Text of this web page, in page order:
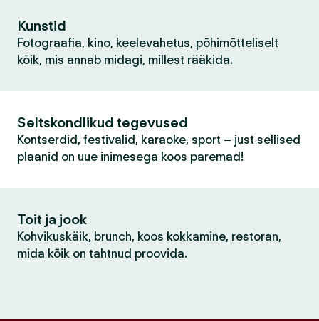
Kunstid
Fotograafia, kino, keelevahetus, põhimõtteliselt
kõik, mis annab midagi, millest rääkida.
Seltskondlikud tegevused
Kontserdid, festivalid, karaoke, sport – just sellised
plaanid on uue inimesega koos paremad!
Toit ja jook
Kohvikuskäik, brunch, koos kokkamine, restoran,
mida kõik on tahtnud proovida.